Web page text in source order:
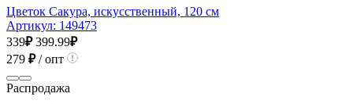
Цветок Сакура, искусственный, 120 см
Артикул: 149473
339₽ 399.99₽
279 ₽/ опт
Распродажа